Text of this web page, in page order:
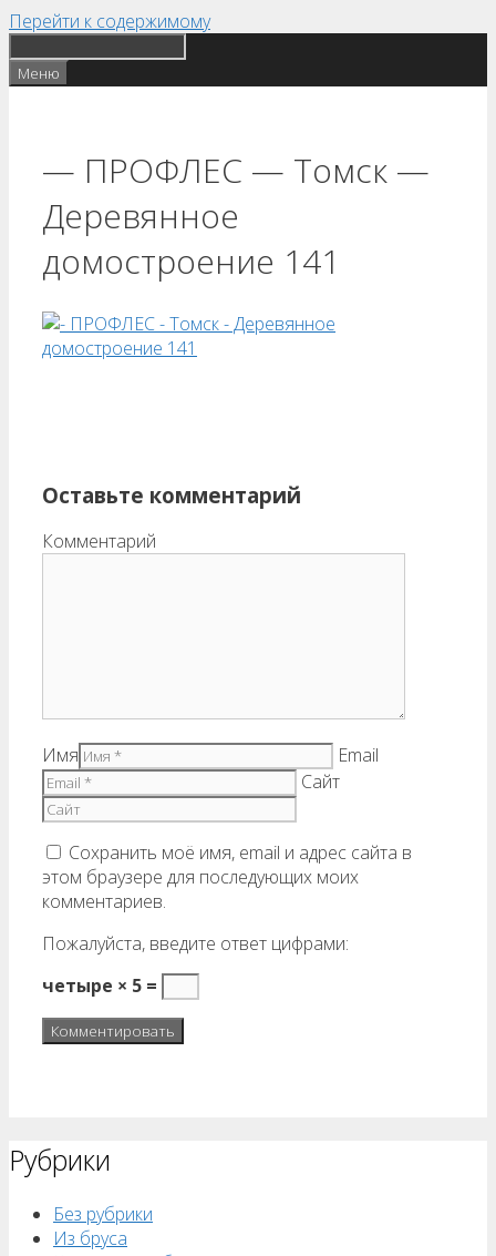
Перейти к содержимому
Меню
— ПРОФЛЕС — Томск —
Деревянное
домостроение 141
Оставьте комментарий
Комментарий
Имя
Email
Сайт
Сохранить моё имя, email и адрес сайта в
этом браузере для последующих моих
комментариев.
Пожалуйста, введите ответ цифрами:
четыре × 5 =
Рубрики
Без рубрики
Из бруса